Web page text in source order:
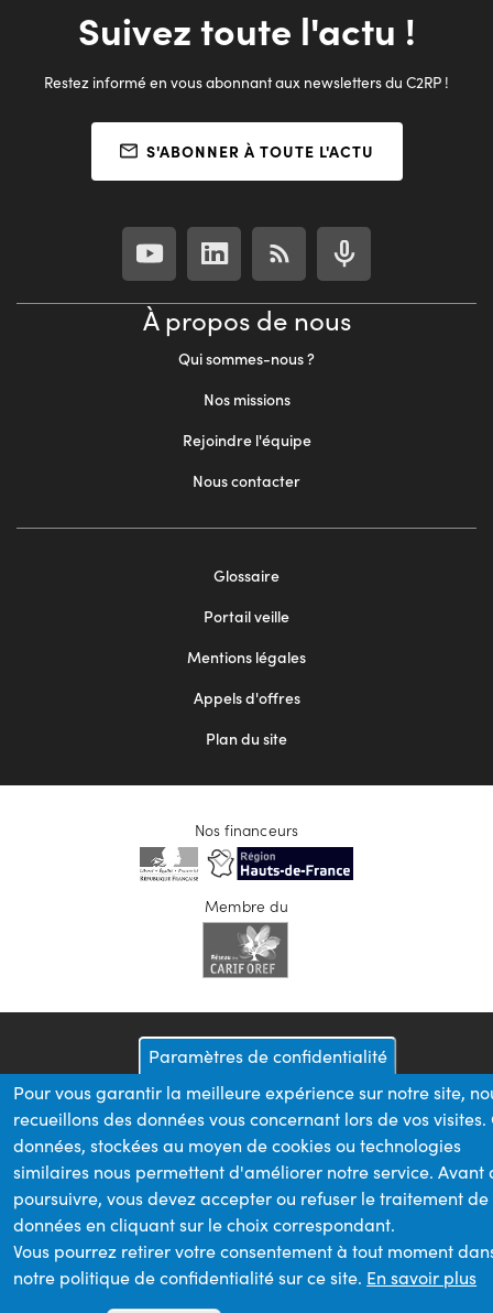
Suivez toute l'actu !
Restez informé en vous abonnant aux newsletters du C2RP !
S'ABONNER À TOUTE L'ACTU
À propos de nous
Qui sommes-nous ?
Nos missions
Rejoindre l'équipe
Nous contacter
Glossaire
Portail veille
Mentions légales
Appels d'offres
Plan du site
Nos financeurs
Membre du
Paramètres de confidentialité
Pour vous garantir la meilleure expérience sur notre site,
recueillons des données vous concernant lors de vos visites.
données, stockées au moyen de cookies ou technologies
similaires nous permettent d'améliorer notre service. Avant
poursuivre, vous devez accepter ou refuser le traitement de
données en cliquant sur le choix correspondant.
Vous pourrez retirer votre consentement à tout moment
notre politique de confidentialité sur ce site. En savoir plus